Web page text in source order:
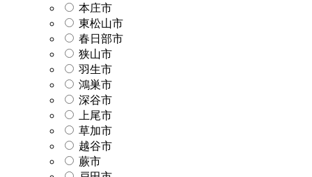
本庄市
東松山市
春日部市
狭山市
羽生市
鴻巣市
深谷市
上尾市
草加市
越谷市
蕨市